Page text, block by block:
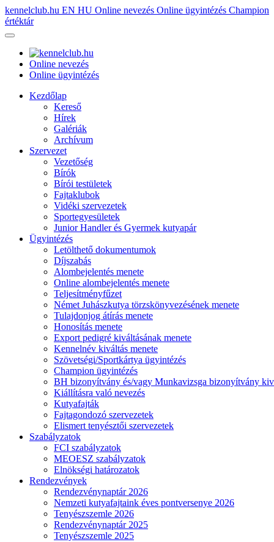
kennelclub.hu EN HU Online nevezés Online ügyintézés Champion
értéktár
Online nevezés
Online ügyintézés
Kezdőlap
Kereső
Hírek
Galériák
Archívum
Szervezet
Vezetőség
Bírók
Bírói testületek
Fajtaklubok
Vidéki szervezetek
Sportegyesületek
Junior Handler és Gyermek kutyapár
Ügyintézés
Letölthető dokumentumok
Díjszabás
Alombejelentés menete
Online alombejelentés menete
Teljesítményfűzet
Német Juhászkutya törzskönyvezésének menete
Tulajdonjog átírás menete
Honosítás menete
Export pedigré kiváltásának menete
Kennelnév kiváltás menete
Szövetségi/Sportkártya ügyintézés
Champion ügyintézés
BH bizonyítvány és/vagy Munkavizsga bizonyítvány
Kiállításra való nevezés
Kutyafajták
Fajtagondozó szervezetek
Elismert tenyésztői szervezetek
Szabályzatok
FCI szabályzatok
MEOESZ szabályzatok
Elnökségi határozatok
Rendezvények
Rendezvénynaptár 2026
Nemzeti kutyafajtaink éves pontversenye 2026
Tenyészszemle 2026
Rendezvénynaptár 2025
Tenyészszemle 2025